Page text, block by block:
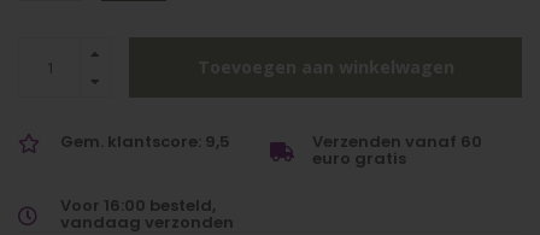
Gem. klantscore: 9,5 Verzenden vanaf 60
euro gratis
Voor 16:00 besteld,
vandaag verzonden